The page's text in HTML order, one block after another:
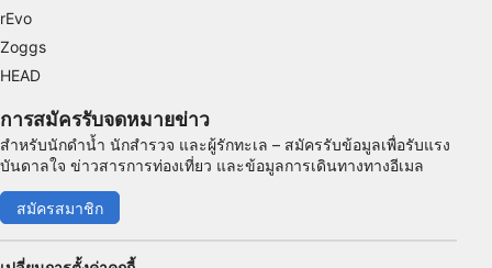
rEvo
Zoggs
HEAD
การสมัครรับจดหมายข่าว
สำหรับนักดำน้ำ นักสำรวจ และผู้รักทะเล – สมัครรับข้อมูลเพื่อรับแรง
บันดาลใจ ข่าวสารการท่องเที่ยว และข้อมูลการเดินทางทางอีเมล
สมัครสมาชิก
การโฆษณา